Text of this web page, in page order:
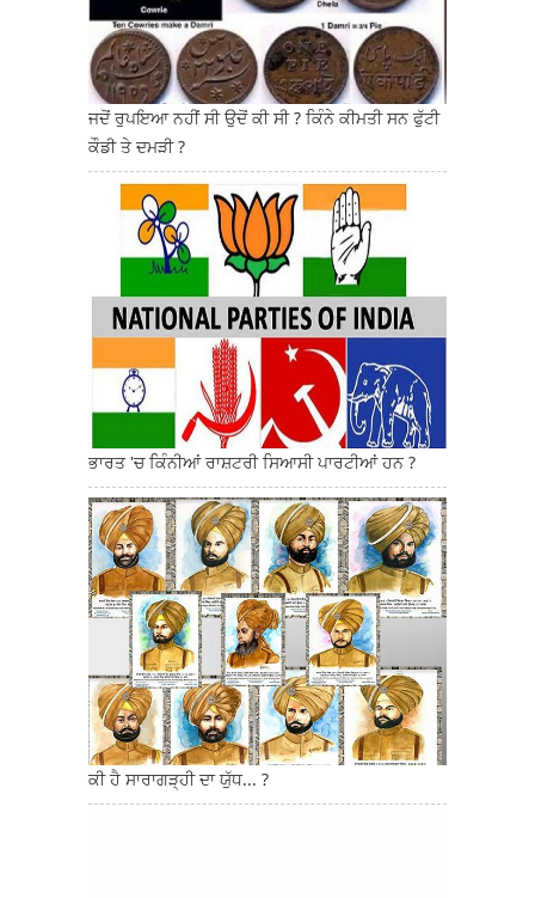
ਜਦੋਂ ਰੁਪਇਆ ਨਹੀਂ ਸੀ ਉਦੋਂ ਕੀ ਸੀ ? ਕਿੰਨੇ ਕੀਮਤੀ ਸਨ ਫੁੱਟੀ
ਕੌਡੀ ਤੇ ਦਮੜੀ ?
ਭਾਰਤ 'ਚ ਕਿੰਨੀਆਂ ਰਾਸ਼ਟਰੀ ਸਿਆਸੀ ਪਾਰਟੀਆਂ ਹਨ ?
ਕੀ ਹੈ ਸਾਰਾਗੜ੍ਹੀ ਦਾ ਯੁੱਧ... ?